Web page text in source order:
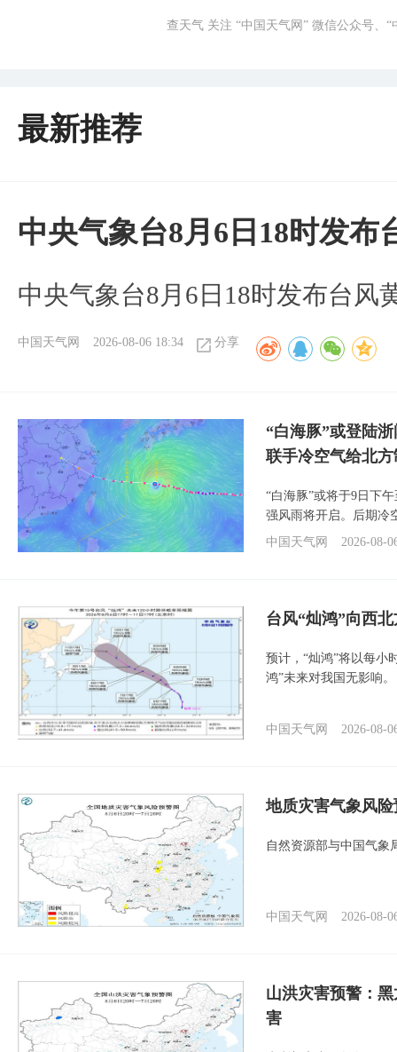
查天气 关注 “中国天气网” 微信公众号、
最新推荐
中央气象台8月6日18时发布
中央气象台8月6日18时发布台风
中国天气网 2026-08-06 18:34 分享
“白海豚”或登陆
联手冷空气给北
“白海豚”或将于9日下
强风雨将开启。后期冷
中国天气网
2026-08-
台风“灿鸿”向西
预计，“灿鸿”将以每小
鸿”未来对我国无影响。
中国天气网 2026-08-
地质灾害气象风
自然资源部与中国气象
中国天气网 2026-08-
山洪灾害预警：
害